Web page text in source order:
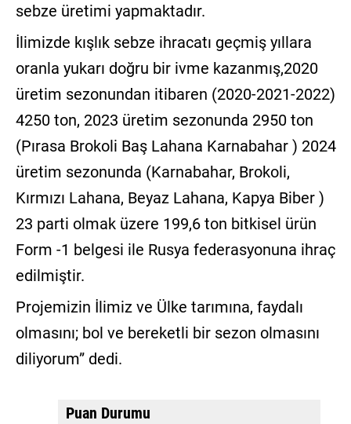
sebze üretimi yapmaktadır.
İlimizde kışlık sebze ihracatı geçmiş yıllara
oranla yukarı doğru bir ivme kazanmış,2020
üretim sezonundan itibaren (2020-2021-2022)
4250 ton, 2023 üretim sezonunda 2950 ton
(Pırasa Brokoli Baş Lahana Karnabahar ) 2024
üretim sezonunda (Karnabahar, Brokoli,
Kırmızı Lahana, Beyaz Lahana, Kapya Biber )
23 parti olmak üzere 199,6 ton bitkisel ürün
Form -1 belgesi ile Rusya federasyonuna ihraç
edilmiştir.
Projemizin İlimiz ve Ülke tarımına, faydalı
olmasını; bol ve bereketli bir sezon olmasını
diliyorum” dedi.
Puan Durumu